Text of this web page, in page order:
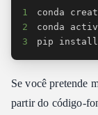
1
2
3
pip
Se você pretende
partir do código-